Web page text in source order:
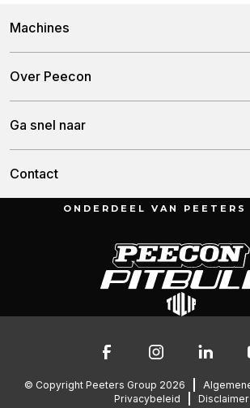
Machines
Bemestertanken
Gronddumpers
Containertanken
Over Peecon
Historie
Ga snel naar
Contact
Munnikenheiweg 47
076 – 504 6666
info@peetersgroup.com
ONDERDEEL VAN PEETERS
© Copyright Peeters Group 2026
Privacybeleid
Disclaimer